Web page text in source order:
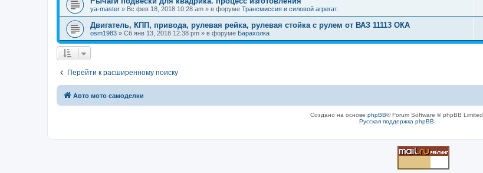
ya-master » Вс фев 18, 2018 10:28 am » в форуме Трансмиссия и силовой агрегат.
Двигатель, КПП, привода, рулевая рейка, рулевая стойка с рулем от ВАЗ 11113 ОКА
osm1983 » Сб янв 13, 2018 12:38 pm » в форуме Барахолка
Перейти к расширенному поиску
Авто мото самоделки
Создано на основе phpBB® Forum Software © phpBB Limited
Русская поддержка phpBB